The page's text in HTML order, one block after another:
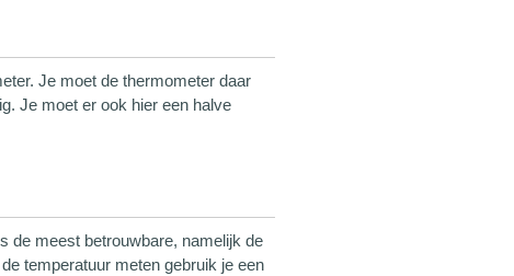
Je moet de thermometer daar
Je moet er ook hier een halve
de meest betrouwbare, namelijk de
temperatuur meten gebruik je een